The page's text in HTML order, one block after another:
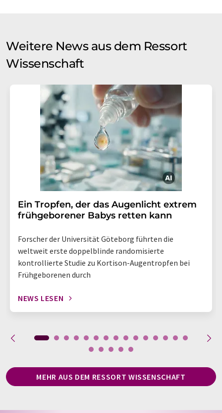
Weitere News aus dem Ressort
Wissenschaft
Ein Tropfen, der das Augenlicht extrem
frühgeborener Babys retten kann
Forscher der Universität Göteborg führten die
weltweit erste doppelblinde randomisierte
kontrollierte Studie zu Kortison-Augentropfen bei
Frühgeborenen durch
NEWS LESEN
MEHR AUS DEM RESSORT WISSENSCHAFT